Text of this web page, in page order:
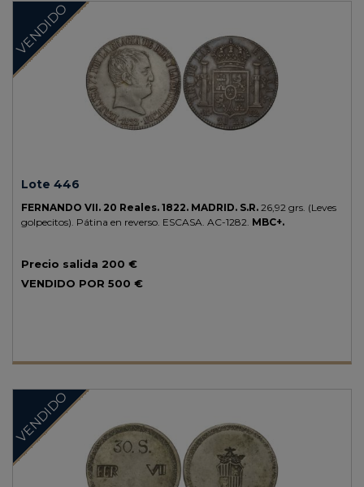
VENDIDO
Lote 446
FERNANDO VII. 20 Reales. 1822. MADRID. S.R. 26,92 grs. (Leves
golpecitos). Pátina en reverso. ESCASA. AC-1282. MBC+.
Precio salida 200 €
VENDIDO POR 500 €
VENDIDO